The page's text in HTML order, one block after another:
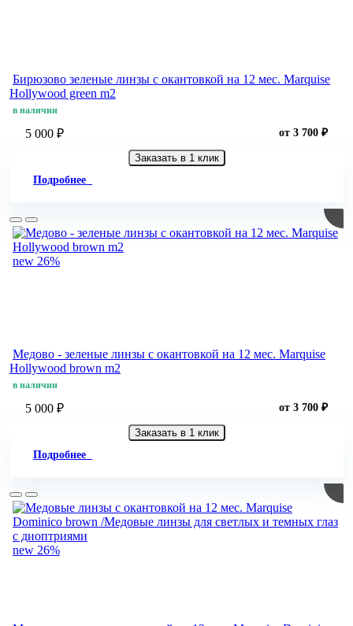
Бирюзово зеленые линзы c окантовкой на 12 мес. Marquise
Hollywood green m2
в наличии
5 000 ₽ от 3 700 ₽
Заказать в 1 клик
Подробнее
new 26%
Медово - зеленые линзы c окантовкой на 12 мес. Marquise
Hollywood brown m2
в наличии
5 000 ₽ от 3 700 ₽
Заказать в 1 клик
Подробнее
new 26%